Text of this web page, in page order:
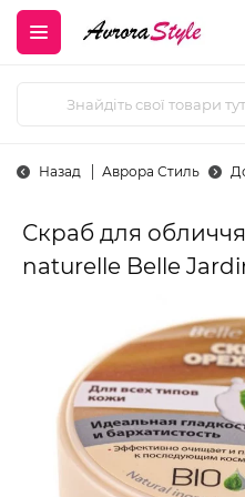
Назад Аврора Стиль
Скраб для
naturelle Belle